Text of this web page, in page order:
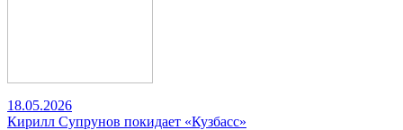
18.05.2026
Кирилл Супрунов покидает «Кузбасс»